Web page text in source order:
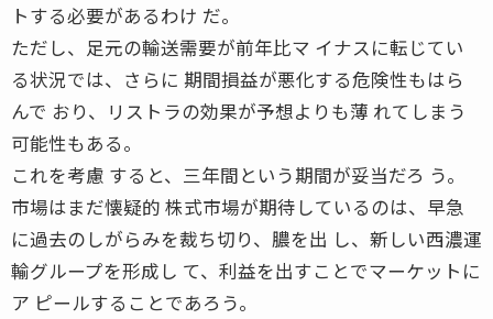
トする必要があるわけ だ。
ただし、足元の輸送需要が前年比マ イナスに転じてい
る状況では、さらに 期間損益が悪化する危険性もはら
んで おり、リストラの効果が予想よりも薄 れてしまう
可能性もある。
これを考慮 すると、三年間という期間が妥当だろ う。
市場はまだ懐疑的 株式市場が期待しているのは、早急
に過去のしがらみを裁ち切り、膿を出 し、新しい西濃運
輸グループを形成し て、利益を出すことでマーケットに
ア ピールすることであろう。